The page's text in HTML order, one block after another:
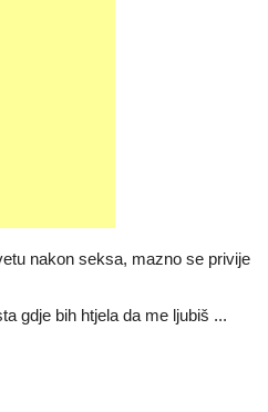
nakon seksa, mazno se privije
gdje bih htjela da me ljubiš ...